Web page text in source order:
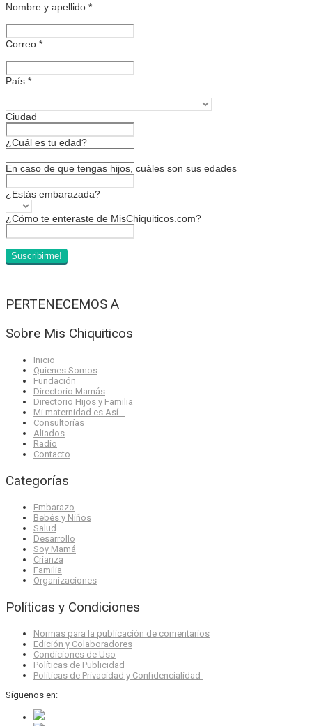
Nombre y apellido *
Correo *
País *
Ciudad
¿Cuál es tu edad?
En caso de que tengas hijos, cuáles son sus edades
¿Estás embarazada?
¿Cómo te enteraste de MisChiquiticos.com?
PERTENECEMOS A
Sobre Mis Chiquiticos
Inicio
Quienes Somos
Fundación
Directorio Mamás
Directorio Hijos y Familia
Mi maternidad es Así…
Consultorías
Aliados
Radio
Contacto
Categorías
Embarazo
Bebés y Niños
Salud
Desarrollo
Soy Mamá
Crianza
Familia
Organizaciones
Políticas y Condiciones
Normas para la publicación de comentarios
Edición y Colaboradores
Condiciones de Uso
Políticas de Publicidad
Políticas de Privacidad y Confidencialidad
Síguenos en: